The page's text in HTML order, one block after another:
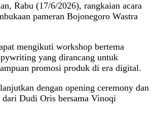
Rabu (17/6/2026), rangkaian acara
pameran Bojonegoro Wastra
mengikuti workshop bertema
yang dirancang untuk
promosi produk di era digital.
dengan opening ceremony dan
dari Dudi Oris bersama Vinoqi